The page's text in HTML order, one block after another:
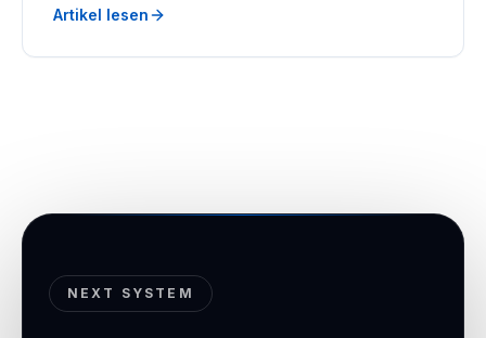
Artikel lesen
NEXT SYSTEM